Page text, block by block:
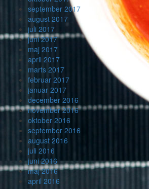
september 2017
august 2017
juli 2017
juni 2017
maj 2017
april 2017
marts 2017
februar 2017
januar 2017
december 2016
november 2016
oktober 2016
september 2016
august 2016
juli 2016
juni 2016
maj 2016
april 2016